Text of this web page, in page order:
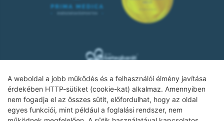
A weboldal a jobb működés és a felhasználói élmény javítása
érdekében HTTP-sütiket (cookie-kat) alkalmaz. Amennyiben
nem fogadja el az összes sütit, előfordulhat, hogy az oldal
egyes funkciói, mint például a foglalási rendszer, nem
Adatkezelési tájékoztató